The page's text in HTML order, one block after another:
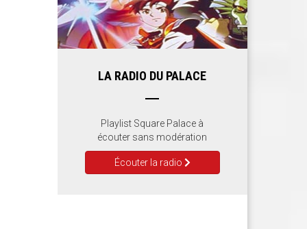
LA RADIO DU PALACE
Playlist Square Palace à
écouter sans modération
Écouter la radio